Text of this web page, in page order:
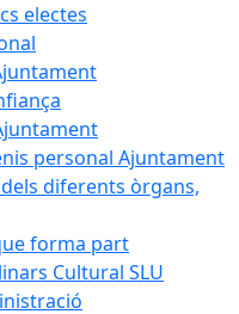
electes
personal Ajuntament
diferents òrgans,
forma part
Cultural SLU